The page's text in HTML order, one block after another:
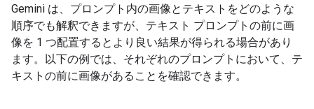
Gemini は、プロンプト内の画像とテキストをどのような
順序でも解釈できますが、テキスト プロンプトの前に画
像を 1 つ配置するとより良い結果が得られる場合があり
ます。以下の例では、それぞれのプロンプトにおいて、テ
キストの前に画像があることを確認できます。